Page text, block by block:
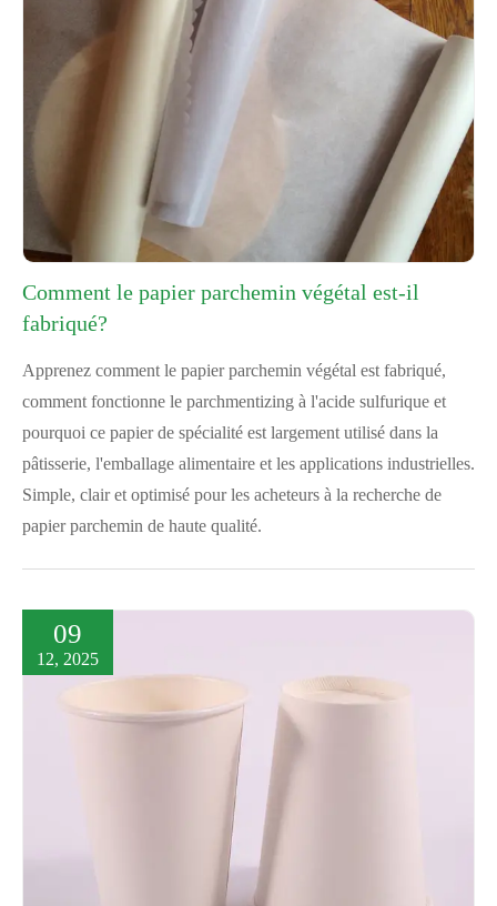
Comment le papier parchemin végétal est-il
fabriqué?
Apprenez comment le papier parchemin végétal est fabriqué,
comment fonctionne le parchmentizing à l'acide sulfurique et
pourquoi ce papier de spécialité est largement utilisé dans la
pâtisserie, l'emballage alimentaire et les applications industrielles.
Simple, clair et optimisé pour les acheteurs à la recherche de
papier parchemin de haute qualité.
09
12, 2025